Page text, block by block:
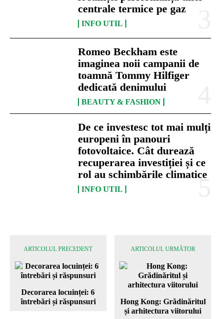
centrale termice pe gaz
INFO UTIL
Romeo Beckham este
imaginea noii campanii de
toamnă Tommy Hilfiger
dedicată denimului
BEAUTY & FASHION
De ce investesc tot mai mulți
europeni în panouri
fotovoltaice. Cât durează
recuperarea investiției și ce
rol au schimbările climatice
INFO UTIL
ARTICOLUL PRECEDENT
Decorarea locuinței: 6
întrebări și răspunsuri
ARTICOLUL URMĂTOR
Hong Kong: Grădinăritul
și arhitectura viitorului